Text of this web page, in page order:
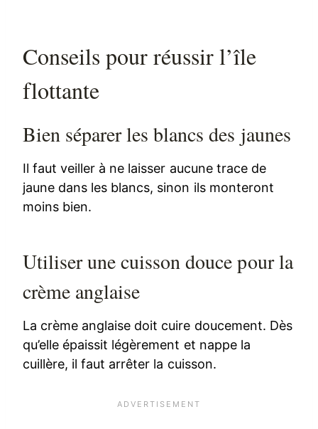
Conseils pour réussir l’île
flottante
Bien séparer les blancs des jaunes
Il faut veiller à ne laisser aucune trace de
jaune dans les blancs, sinon ils monteront
moins bien.
Utiliser une cuisson douce pour la
crème anglaise
La crème anglaise doit cuire doucement. Dès
qu’elle épaissit légèrement et nappe la
cuillère, il faut arrêter la cuisson.